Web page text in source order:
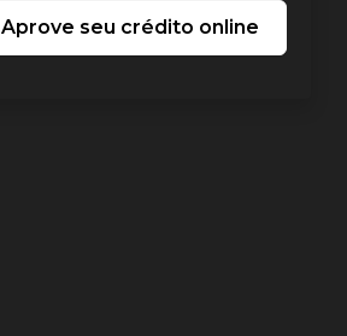
Aprove seu crédito online